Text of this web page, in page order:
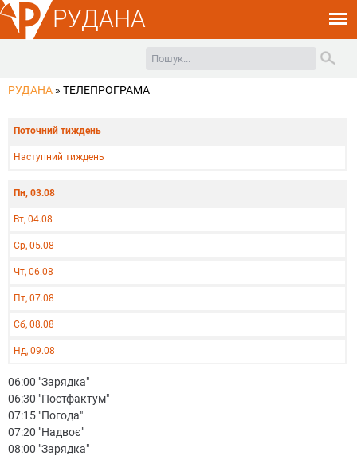
РУДАНА
РУДАНА » ТЕЛЕПРОГРАМА
Поточний тиждень
Наступний тиждень
Пн, 03.08
Вт, 04.08
Ср, 05.08
Чт, 06.08
Пт, 07.08
Сб, 08.08
Нд, 09.08
06:00 "Зарядка"
06:30 "Постфактум"
07:15 "Погода"
07:20 "Надвоє"
08:00 "Зарядка"